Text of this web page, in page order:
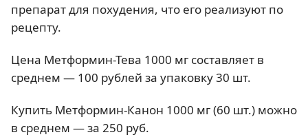
препарат для похудения, что его реализуют по
рецепту.
Цена Метформин-Тева 1000 мг составляет в
среднем — 100 рублей за упаковку 30 шт.
Купить Метформин-Канон 1000 мг (60 шт.) можно
в среднем — за 250 руб.